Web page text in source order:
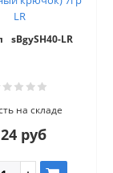
LR
sBgySH40-LR
на складе
руб